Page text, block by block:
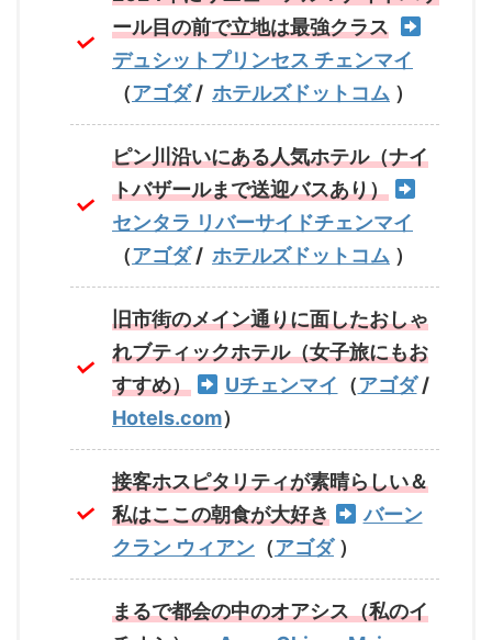
ール目の前で立地は最強クラス
デュシットプリンセス チェンマイ
（アゴダ/ ホテルズドットコム ）
ピン川沿いにある人気ホテル（ナイ
トバザールまで送迎バスあり）
センタラ リバーサイドチェンマイ
（アゴダ/ ホテルズドットコム ）
旧市街のメイン通りに面したおしゃ
れブティックホテル（女子旅にもお
すすめ）
Uチェンマイ （アゴダ/
Hotels.com）
接客ホスピタリティが素晴らしい＆
私はここの朝食が大好き
バーン
クラン ウィアン （アゴダ）
まるで都会の中のオアシス（私のイ